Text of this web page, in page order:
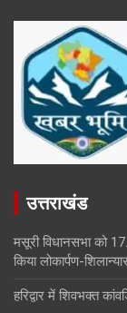
उत्तराखंड
मसूरी विधानसभा को
किया लोकार्पण-
हरिद्वार में शिवभक्त